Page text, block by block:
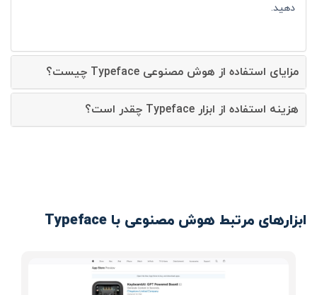
دهید.
مزایای استفاده از هوش مصنوعی Typeface چیست؟
هزینه استفاده از ابزار Typeface چقدر است؟
ابزارهای مرتبط هوش مصنوعی با Typeface